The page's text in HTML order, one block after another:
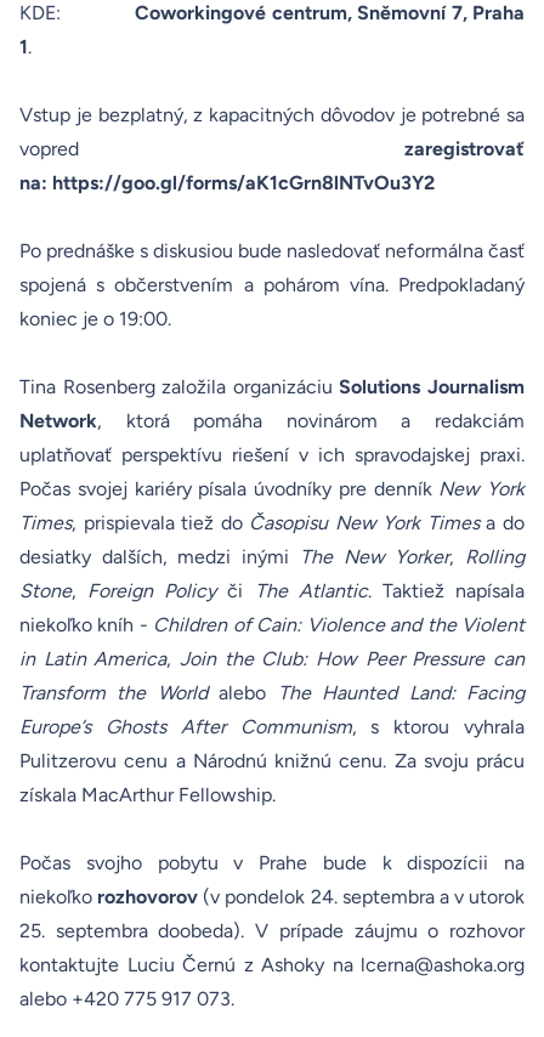
KDE:Coworkingové centrum, Sněmovní 7, Praha
1.
Vstup je bezplatný, z kapacitných dôvodov je potrebné sa
vopred zaregistrovať
na: https://goo.gl/forms/aK1cGrn8lNTvOu3Y2
Po prednáške s diskusiou bude nasledovať neformálna časť
spojená s občerstvením a pohárom vína. Predpokladaný
koniec je o 19:00.
Tina Rosenberg založila organizáciuSolutions Journalism
Network, ktorá pomáha novinárom a redakciám
uplatňovať perspektívu riešení v ich spravodajskej praxi.
Počas svojej kariéry písala úvodníky pre denník New York
Times, prispievala tiež do Časopisu New York Timesa do
desiatky dalších, medzi inými
The New Yorker, Rolling
Stone, Foreign Policyči The Atlantic. Taktiež napísala
niekoľko kníh - Children of Cain: Violence and the Violent
in Latin America, Join the Club: How Peer Pressure can
Transform the Worldalebo
The Haunted Land: Facing
Europe’s Ghosts After Communism, s ktorou vyhrala
Pulitzerovu cenu a Národnú knižnú cenu. Za svoju prácu
získala MacArthur Fellowship.
Počas svojho pobytu v Prahe bude k dispozícii na
niekoľko rozhovorov (v pondelok 24. septembra a v utorok
25. septembra doobeda). V prípade záujmu o rozhovor
kontaktujte Luciu Černú z Ashoky na lcerna@ashoka.org
alebo +420 775 917 073.